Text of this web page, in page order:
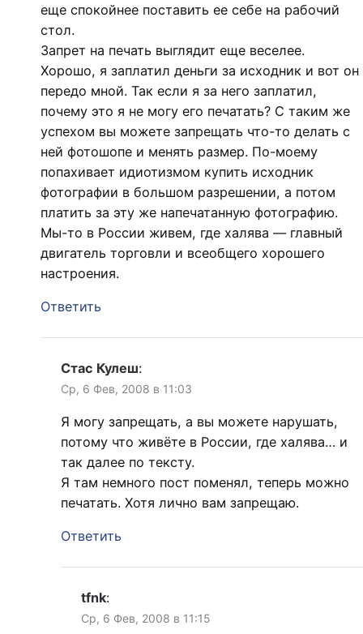
еще спокойнее поставить ее себе на рабочий
стол.
Запрет на печать выглядит еще веселее.
Хорошо, я заплатил деньги за исходник и вот он
передо мной. Так если я за него заплатил,
почему это я не могу его печатать? С таким же
успехом вы можете запрещать что-то делать с
ней фотошопе и менять размер. По-моему
попахивает идиотизмом купить исходник
фотографии в большом разрешении, а потом
платить за эту же напечатанную фотографию.
Мы-то в России живем, где халява — главный
двигатель торговли и всеобщего хорошего
настроения.
Ответить
Стас Кулеш:
Ср, 6 Фев, 2008 в 11:03
Я могу запрещать, а вы можете нарушать,
потому что живёте в России, где халява… и
так далее по тексту.
Я там немного пост поменял, теперь можно
печатать. Хотя лично вам запрещаю.
Ответить
tfnk:
Ср, 6 Фев, 2008 в 11:15